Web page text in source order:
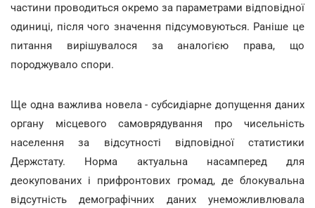
частини проводиться окремо за параметрами відповідної
одиниці, після чого значення підсумовуються. Раніше це
питання вирішувалося за аналогією права, що
породжувало спори.
Ще одна важлива новела - субсидіарне допущення даних
органу місцевого самоврядування про чисельність
населення за відсутності відповідної статистики
Держстату. Норма актуальна насамперед для
деокупованих і прифронтових громад, де блокувальна
відсутність демографічних даних унеможливлювала